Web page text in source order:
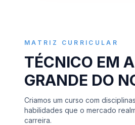
MATRIZ CURRICULAR
TÉCNICO EM
GRANDE DO
Criamos um curso com
habilidades que o mercado
carreira.